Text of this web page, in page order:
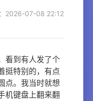
2026-07-08 22:12
看到有人发了个
挺特别的，有点
点。我当时就想
机键盘上翻来翻